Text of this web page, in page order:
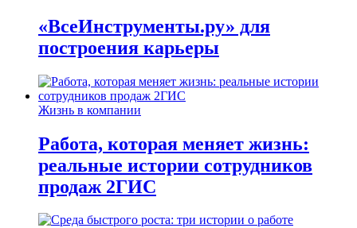
«ВсеИнструменты.ру» для
построения карьеры
Жизнь в компании
Работа, которая меняет жизнь:
реальные истории сотрудников
продаж 2ГИС